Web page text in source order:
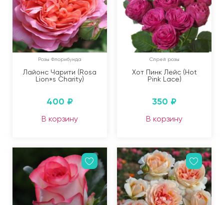
Розы Флорибунда
Лайонс Чарити (Rosa
Lion»s Charity)
400 ₽
В корзину
Спрей розы
Хот Пинк Лейс (Hot
Pink Lace)
350 ₽
В корзину